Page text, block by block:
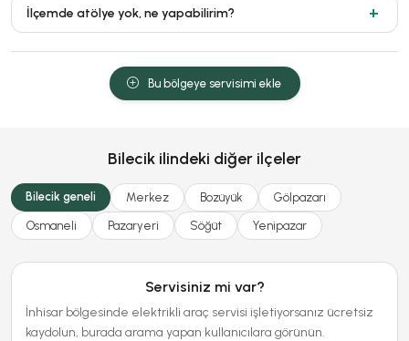
İlçemde atölye yok, ne yapabilirim?
Bu bölgeye servisimi ekle
Bilecik ilindeki diğer ilçeler
Bilecik geneli Merkez Bozüyük Gölpazarı
Osmaneli Pazaryeri Söğüt Yenipazar
Servisiniz mi var?
İnhisar bölgesinde elektrikli araç servisi işletiyorsanız ücretsiz
kaydolun, burada arama yapan kullanıcılara görünün.